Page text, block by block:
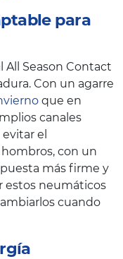
para
Season Contact
Con un agarre
que en
canales
el
con un
más firme y
estos neumáticos
cuando